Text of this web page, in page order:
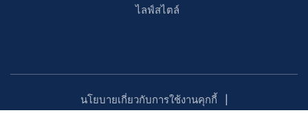
ไลฟ์สไตล์
นโยบายเกี่ยวกับการใช้งานคุกกี้